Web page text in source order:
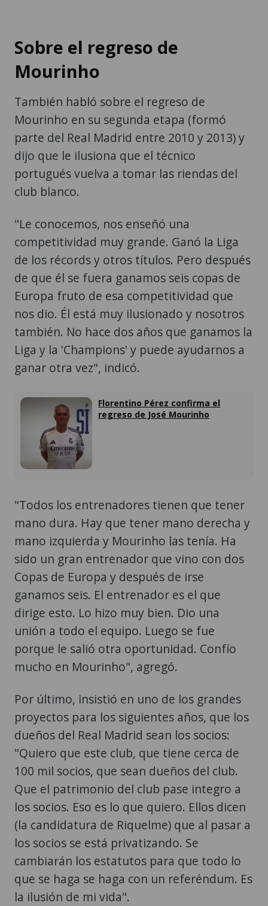
Sobre el regreso de
Mourinho
También habló sobre el regreso de
Mourinho en su segunda etapa (formó
parte del Real Madrid entre 2010 y 2013) y
dijo que le ilusiona que el técnico
portugués vuelva a tomar las riendas del
club blanco.
"Le conocemos, nos enseñó una
competitividad muy grande. Ganó la Liga
de los récords y otros títulos. Pero después
de que él se fuera ganamos seis copas de
Europa fruto de esa competitividad que
nos dio. Él está muy ilusionado y nosotros
también. No hace dos años que ganamos la
Liga y la 'Champions' y puede ayudarnos a
ganar otra vez", indicó.
Florentino Pérez confirma el
regreso de José Mourinho
"Todos los entrenadores tienen que tener
mano dura. Hay que tener mano derecha y
mano izquierda y Mourinho las tenía. Ha
sido un gran entrenador que vino con dos
Copas de Europa y después de irse
ganamos seis. El entrenador es el que
dirige esto. Lo hizo muy bien. Dio una
unión a todo el equipo. Luego se fue
porque le salió otra oportunidad. Confío
mucho en Mourinho", agregó.
Por último, insistió en uno de los grandes
proyectos para los siguientes años, que los
dueños del Real Madrid sean los socios:
"Quiero que este club, que tiene cerca de
100 mil socios, que sean dueños del club.
Que el patrimonio del club pase integro a
los socios. Eso es lo que quiero. Ellos dicen
(la candidatura de Riquelme) que al pasar a
los socios se está privatizando. Se
cambiarán los estatutos para que todo lo
que se haga se haga con un referéndum. Es
la ilusión de mi vida".